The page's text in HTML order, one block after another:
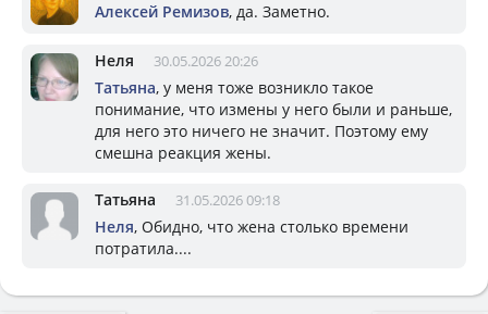
Алексей Ремизов, да. Заметно.
Неля 30.05.2026 20:26
Татьяна, у меня тоже возникло такое
понимание, что измены у него были и раньше,
для него это ничего не значит. Поэтому ему
смешна реакция жены.
Татьяна 31.05.2026 09:18
Неля, Обидно, что жена столько времени
потратила....